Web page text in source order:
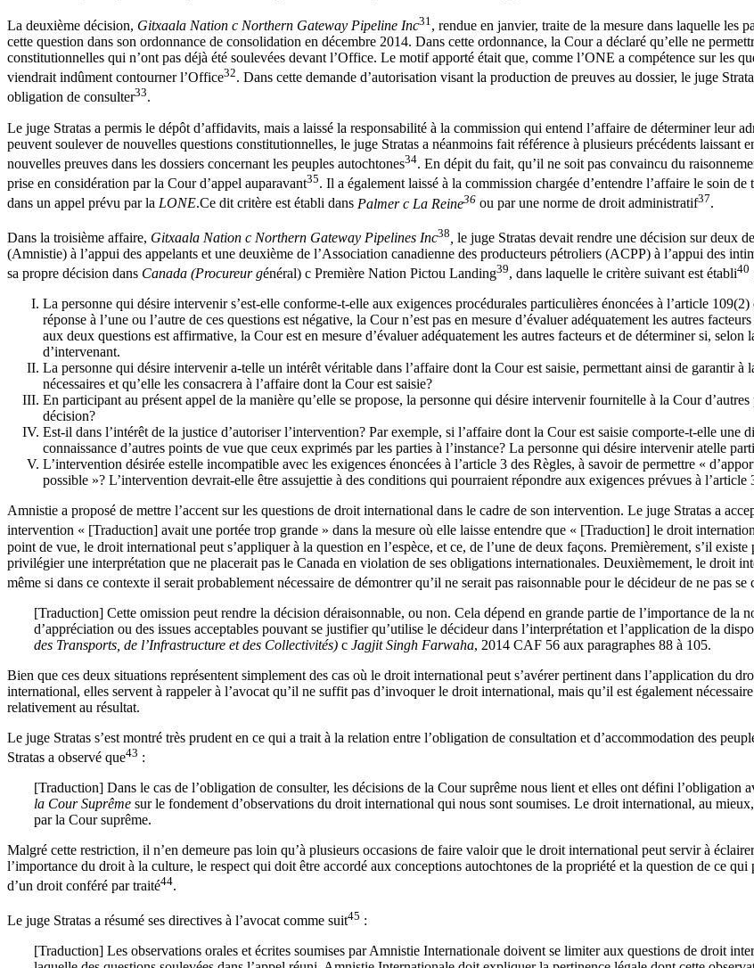
La deuxième décision, Gitxaala Nation c Northern Gateway Pipeline Inc31 , rendue en janvier, traite de la mesure dans laquelle les
cette question dans son ordonnance de consolidation en décembre 2014. Dans cette ordonnance, la Cour a déclaré qu’elle ne
constitutionnelles qui n’ont pas déjà été soulevées devant l’Office. Le motif apporté était que, comme l’ONE a compétence sur les
viendrait indûment contourner l’Office32. Dans cette demande d’autorisation visant la production de preuves au dossier, le juge
obligation de consulter33.
Le juge Stratas a permis le dépôt d’affidavits, mais a laissé la responsabilité à la commission qui entend l’affaire de déterminer leur
peuvent soulever de nouvelles questions constitutionnelles, le juge Stratas a néanmoins fait référence à plusieurs précédents
nouvelles preuves dans les dossiers concernant les peuples autochtones34. En dépit du fait, qu’il ne soit pas convaincu du
prise en considération par la Cour d’appel auparavant35. Il a également laissé à la commission chargée d’entendre l’affaire le soin
dans un appel prévu par la LONE.Ce dit critère est établi dans Palmer c La Reine36 ou par une norme de droit administratif37.
Dans la troisième affaire, Gitxaala Nation c Northern Gateway Pipelines Inc38 le juge Stratas devait rendre une décision sur deux
(Amnistie) à l’appui des appelants et une deuxième de l’Association canadienne des producteurs pétroliers (ACPP) à l’appui des
sa propre décision dans Canada (Procureur général) c Première Nation Pictou Landing39, dans laquelle le critère suivant est établi40
La personne qui désire intervenir s’est-elle conforme-t-elle aux exigences procédurales particulières énoncées à l’article
réponse à l’une ou l’autre de ces questions est négative, la Cour n’est pas en mesure d’évaluer adéquatement les autres
aux deux questions est affirmative, la Cour est en mesure d’évaluer adéquatement les autres facteurs et de déterminer si,
d’intervenant.
La personne qui désire intervenir a-telle un intérêt véritable dans l’affaire dont la Cour est saisie, permettant ainsi de garantir à
nécessaires et qu’elle les consacrera à l’affaire dont la Cour est saisie?
En participant au présent appel de la manière qu’elle se propose, la personne qui désire intervenir fournitelle à la Cour
décision?
Est-il dans l’intérêt de la justice d’autoriser l’intervention? Par exemple, si l’affaire dont la Cour est saisie comporte-t-elle
connaissance d’autres points de vue que ceux exprimés par les parties à l’instance? La personne qui désire intervenir atelle
L’intervention désirée estelle incompatible avec les exigences énoncées à l’article 3 des Règles, à savoir de permettre «
possible »? L’intervention devrait-elle être assujettie à des conditions qui pourraient répondre aux exigences prévues à l’article
Amnistie a proposé de mettre l’accent sur les questions de droit international dans le cadre de son intervention. Le juge Stratas a
intervention « [Traduction] avait une portée trop grande » dans la mesure où elle laisse entendre que « [Traduction] le droit
point de vue, le droit international peut s’appliquer à la question en l’espèce, et ce, de l’une de deux façons. Premièrement, s’il
privilégier une interprétation que ne placerait pas le Canada en violation de ses obligations internationales. Deuxièmement, le droit
même si dans ce contexte il serait probablement nécessaire de démontrer qu’il ne serait pas raisonnable pour le décideur de ne pas
[Traduction] Cette omission peut rendre la décision déraisonnable, ou non. Cela dépend en grande partie de l’importance de la
d’appréciation ou des issues acceptables pouvant se justifier qu’utilise le décideur dans l’interprétation et l’application de la
des Transports, de l’Infrastructure et des Collectivités) c Jagjit Singh Farwaha, 2014 CAF 56 aux paragraphes 88 à 105.
Bien que ces deux situations représentent simplement des cas où le droit international peut s’avérer pertinent dans l’application du
international, elles servent à rappeler à l’avocat qu’il ne suffit pas d’invoquer le droit international, mais qu’il est également
relativement au résultat.
Le juge Stratas s’est montré très prudent en ce qui a trait à la relation entre l’obligation de consultation et d’accommodation des
Stratas a observé que43 :
[Traduction] Dans le cas de l’obligation de consulter, les décisions de la Cour suprême nous lient et elles ont défini l’obligation
la Cour Suprême sur le fondement d’observations du droit international qui nous sont soumises. Le droit international, au
par la Cour suprême.
Malgré cette restriction, il n’en demeure pas loin qu’à plusieurs occasions de faire valoir que le droit international peut servir à
l’importance du droit à la culture, le respect qui doit être accordé aux conceptions autochtones de la propriété et la question de ce
d’un droit conféré par traité44.
Le juge Stratas a résumé ses directives à l’avocat comme suit45 :
[Traduction] Les observations orales et écrites soumises par Amnistie Internationale doivent se limiter aux questions de droit